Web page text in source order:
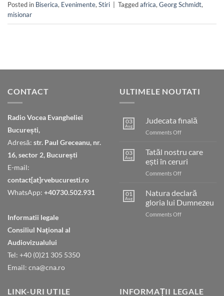
Posted in Biserica, Evenimente, Stiri Taggedafrica, Georg Schmidt,
misionar
CONTACT
Radio Vocea Evangheliei
București,
Adresă: str. Paul Greceanu, nr.
16, sector 2, București
E-mail:
contact[at]rvebucuresti.ro
WhatsApp: +40730.502.931
Informatii legale
Consiliul Naţional al
Audiovizualului
Tel: +40 (0)21 305 5350
Email: cna@cna.ro
ULTIMELE NOUTATI
03
Aug
Judecata finală
Comments Offon
03
Aug
Tatăl nostru care
ești în ceruri
Comments Offon
nostru
care
ești
în
01
Aug
Natura declară
gloria lui Dumnezeu
Comments Offon
LINK-URI UTILE INFORMAȚII LEGALE